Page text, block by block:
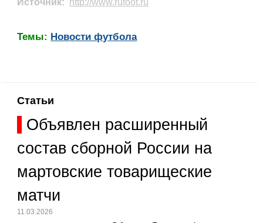
Темы: Новости футбола
Статьи
Объявлен расширенный
состав сборной России на
мартовские товарищеские
матчи
11.03.2026